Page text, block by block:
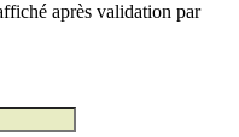
après validation par